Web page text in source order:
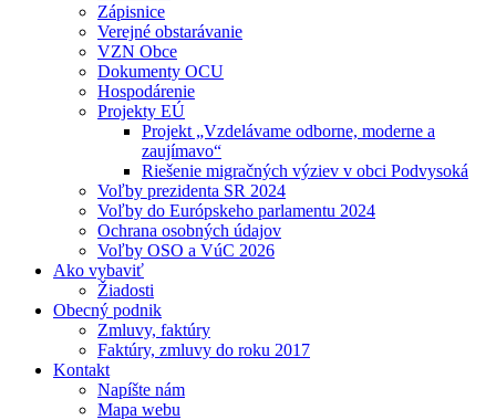
Zápisnice
Verejné obstarávanie
VZN Obce
Dokumenty OCU
Hospodárenie
Projekty EÚ
Projekt „Vzdelávame odborne, moderne a
zaujímavo“
Riešenie migračných výziev v obci Podvysoká
Voľby prezidenta SR 2024
Voľby do Európskeho parlamentu 2024
Ochrana osobných údajov
Voľby OSO a VúC 2026
Ako vybaviť
Žiadosti
Obecný podnik
Zmluvy, faktúry
Faktúry, zmluvy do roku 2017
Kontakt
Napíšte nám
Mapa webu